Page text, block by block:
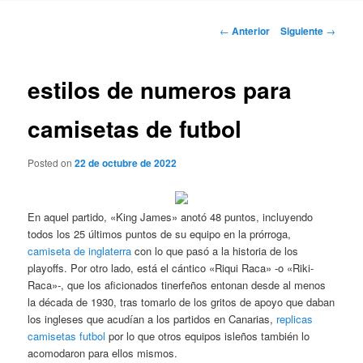
Navegación
← Anterior Siguiente →
estilos de numeros para
camisetas de futbol
Posted on22 de octubre de 2022
En aquel partido, «King James» anotó 48 puntos, incluyendo
todos los 25 últimos puntos de su equipo en la prórroga,
camiseta de inglaterra con lo que pasó a la historia de los
playoffs. Por otro lado, está el cántico «Riqui Raca» -o «Riki-
Raca»-, que los aficionados tinerfeños entonan desde al menos
la década de 1930, tras tomarlo de los gritos de apoyo que daban
los ingleses que acudían a los partidos en Canarias, replicas
camisetas futbol por lo que otros equipos isleños también lo
acomodaron para ellos mismos.